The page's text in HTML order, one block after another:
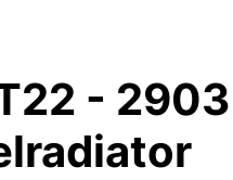
- 2903